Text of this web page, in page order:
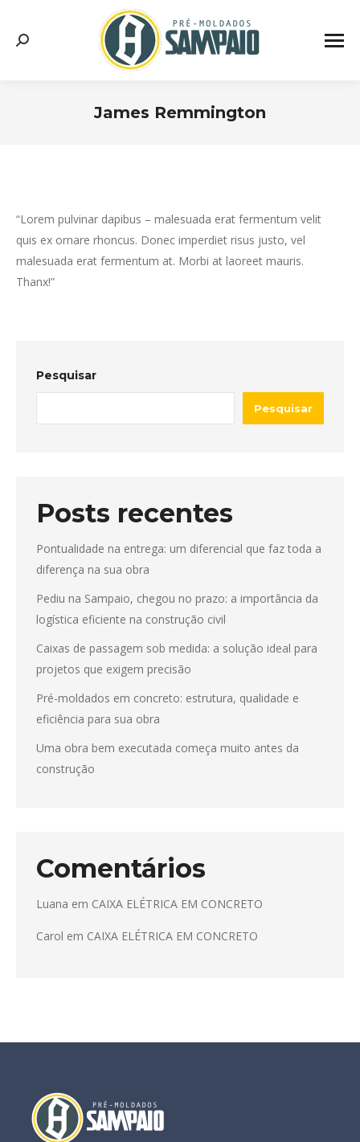
Search:
James Remmington
“Lorem pulvinar dapibus – malesuada erat fermentum velit
quis ex ornare rhoncus. Donec imperdiet risus justo, vel
malesuada erat fermentum at. Morbi at laoreet mauris.
Thanx!”
Pesquisar
Pesquisar
Posts recentes
Pontualidade na entrega: um diferencial que faz toda a
diferença na sua obra
Pediu na Sampaio, chegou no prazo: a importância da
logística eficiente na construção civil
Caixas de passagem sob medida: a solução ideal para
projetos que exigem precisão
Pré-moldados em concreto: estrutura, qualidade e
eficiência para sua obra
Uma obra bem executada começa muito antes da
construção
Comentários
Luana em CAIXA ELÉTRICA EM CONCRETO
Carol em CAIXA ELÉTRICA EM CONCRETO